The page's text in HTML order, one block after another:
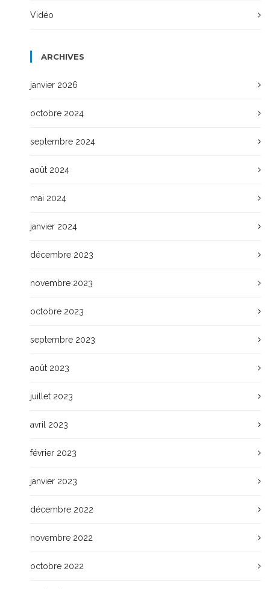
Vidéo
ARCHIVES
janvier 2026
octobre 2024
septembre 2024
août 2024
mai 2024
janvier 2024
décembre 2023
novembre 2023
octobre 2023
septembre 2023
août 2023
juillet 2023
avril 2023
février 2023
janvier 2023
décembre 2022
novembre 2022
octobre 2022